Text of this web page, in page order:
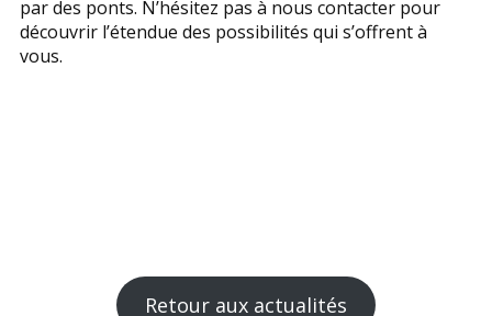
par des ponts. N’hésitez pas à nous contacter pour
découvrir l’étendue des possibilités qui s’offrent à
vous.
Retour aux actualités